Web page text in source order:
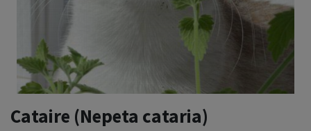
Cataire (Nepeta cataria)